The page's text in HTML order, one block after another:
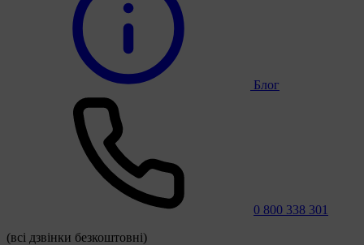
Блог
0 800 338 301
(всі дзвінки безкоштовні)